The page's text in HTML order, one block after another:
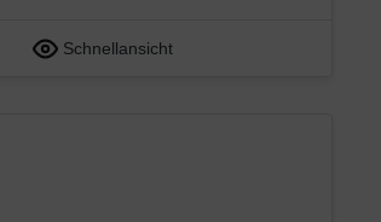
Schnellansicht